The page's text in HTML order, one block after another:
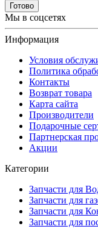
Готово
Мы в соцсетях
Информация
Условия
Политика
Контакты
Возврат товара
Карта сайта
Производители
Подарочные
Партнерская
Акции
Категории
Запчасти для
Запчасти для
Запчасти для
Запчасти для